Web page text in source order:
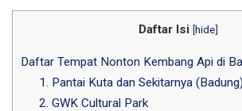
Daftar Isi [hide]
Daftar Tempat Nonton Kembang Api di
1. Pantai Kuta dan Sekitarnya (Badung)
2. GWK Cultural Park